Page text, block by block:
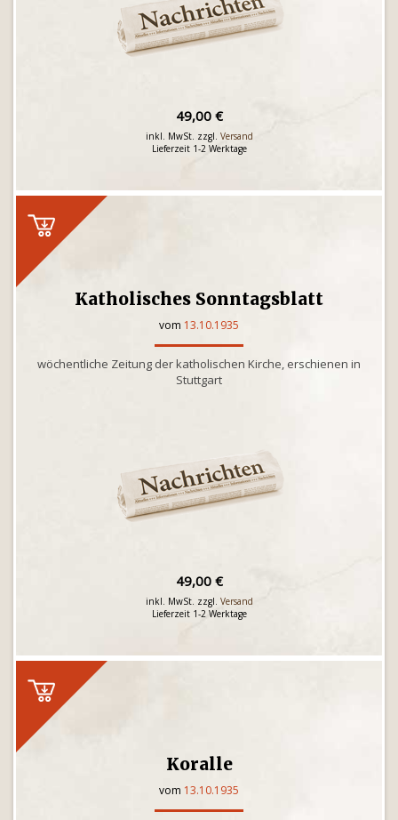
49,00 €
inkl. MwSt. zzgl. Versand
Lieferzeit 1-2 Werktage
Katholisches Sonntagsblatt
vom 13.10.1935
wöchentliche Zeitung der katholischen Kirche, erschienen in
Stuttgart
49,00 €
inkl. MwSt. zzgl. Versand
Lieferzeit 1-2 Werktage
Koralle
vom 13.10.1935